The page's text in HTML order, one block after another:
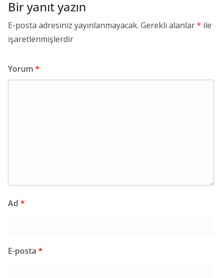
Bir yanıt yazın
E-posta adresiniz yayınlanmayacak. Gerekli alanlar* ile
işaretlenmişlerdir
Yorum *
Ad *
E-posta *